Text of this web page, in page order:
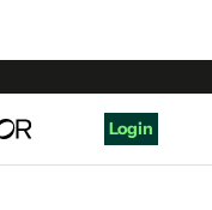
Login